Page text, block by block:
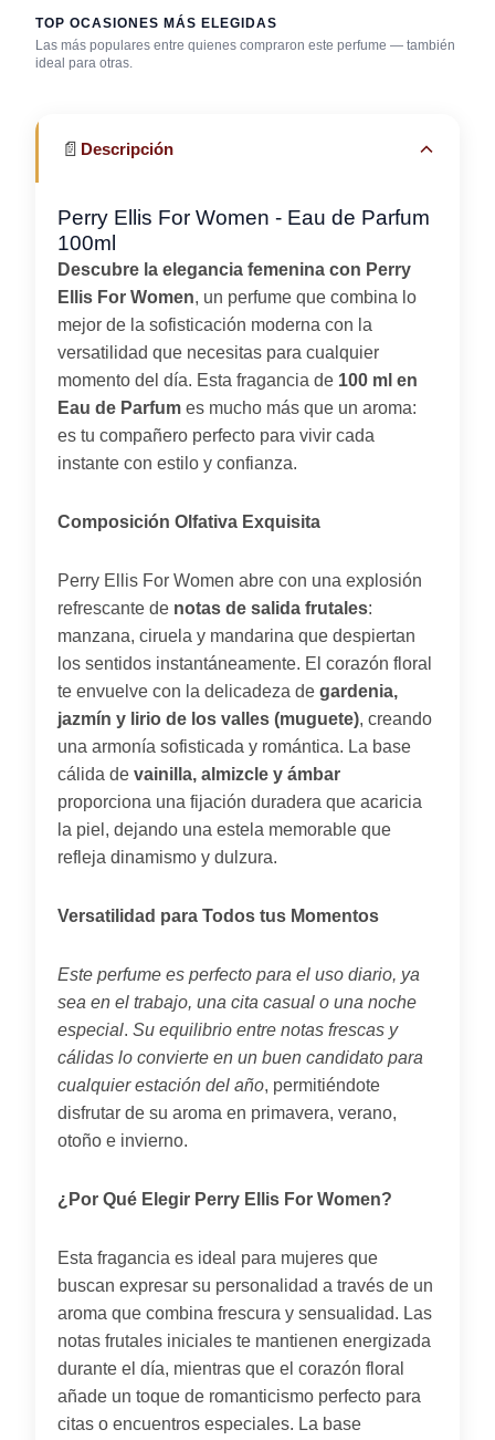
TOP OCASIONES MÁS ELEGIDAS
Las más populares entre quienes compraron este perfume — también
ideal para otras.
Cena con amigos
Grado /
Reuniones
📄 Descripción
Perry Ellis For Women - Eau de Parfum
100ml
Descubre la elegancia femenina con Perry
Ellis For Women, un perfume que combina lo
mejor de la sofisticación moderna con la
versatilidad que necesitas para cualquier
momento del día. Esta fragancia de 100 ml en
Eau de Parfum es mucho más que un aroma:
es tu compañero perfecto para vivir cada
instante con estilo y confianza.
Composición Olfativa Exquisita
Perry Ellis For Women abre con una explosión
refrescante de notas de salida frutales:
manzana, ciruela y mandarina que despiertan
los sentidos instantáneamente. El corazón floral
te envuelve con la delicadeza de gardenia,
jazmín y lirio de los valles (muguete), creando
una armonía sofisticada y romántica. La base
cálida de vainilla, almizcle y ámbar
proporciona una fijación duradera que acaricia
la piel, dejando una estela memorable que
refleja dinamismo y dulzura.
Versatilidad para Todos tus Momentos
Este perfume es perfecto para el uso diario, ya
sea en el trabajo, una cita casual o una noche
especial. Su equilibrio entre notas frescas y
cálidas lo convierte en un buen candidato para
cualquier estación del año, permitiéndote
disfrutar de su aroma en primavera, verano,
otoño e invierno.
¿Por Qué Elegir Perry Ellis For Women?
Esta fragancia es ideal para mujeres que
buscan expresar su personalidad a través de un
aroma que combina frescura y sensualidad. Las
notas frutales iniciales te mantienen energizada
durante el día, mientras que el corazón floral
añade un toque de romanticismo perfecto para
citas o encuentros especiales. La base